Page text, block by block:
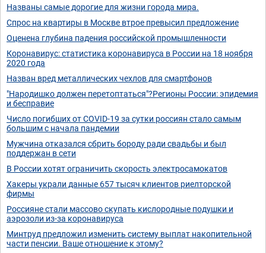
Названы самые дорогие для жизни города мира.
Спрос на квартиры в Москве втрое превысил предложение
Оценена глубина падения российской промышленности
Коронавирус: статистика коронавируса в России на 18 ноября
2020 года
Назван вред металлических чехлов для смартфонов
"Народишко должен перетоптаться"?Регионы России: эпидемия
и бесправие
Число погибших от COVID-19 за сутки россиян стало самым
большим с начала пандемии
Мужчина отказался сбрить бороду ради свадьбы и был
поддержан в сети
В России хотят ограничить скорость электросамокатов
Хакеры украли данные 657 тысяч клиентов риелторской
фирмы
Россияне стали массово скупать кислородные подушки и
аэрозоли из-за коронавируса
Минтруд предложил изменить систему выплат накопительной
части пенсии. Ваше отношение к этому?